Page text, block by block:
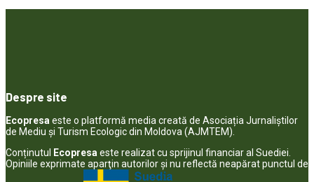
Despre site
Ecopresaeste o platformă media creată de Asociația Jurnaliștilor
de Mediu și Turism Ecologic din Moldova (AJMTEM).
Conținutul
Ecopresaeste realizat cu sprijinul financiar al Suediei.
Opiniile exprimate aparţin autorilor şi nu reflectă neapărat punctul de